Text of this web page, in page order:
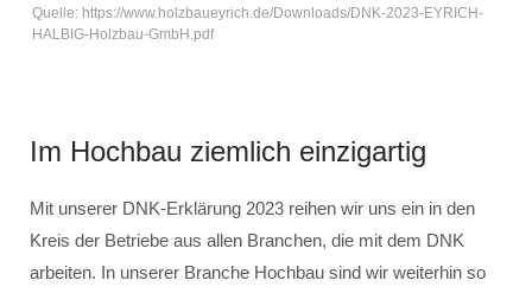
Quelle: https://www.holzbaueyrich.de/Downloads/DNK-2023-EYRICH-
HALBIG-Holzbau-GmbH.pdf
Im Hochbau ziemlich einzigartig
Mit unserer DNK-Erklärung 2023 reihen wir uns ein in den
Kreis der Betriebe aus allen Branchen, die mit dem DNK
arbeiten. In unserer Branche Hochbau sind wir weiterhin so